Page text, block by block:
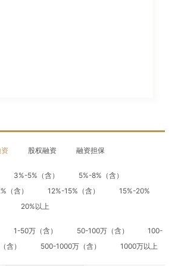
股权融资 融资担保
3%-5%（含）
5%-8%（含）
（含）
12%-15%（含）
15%-20%
20%以上
1-50万（含） 50-100万（含）
100-
含）
500-1000万（含） 1000万以上